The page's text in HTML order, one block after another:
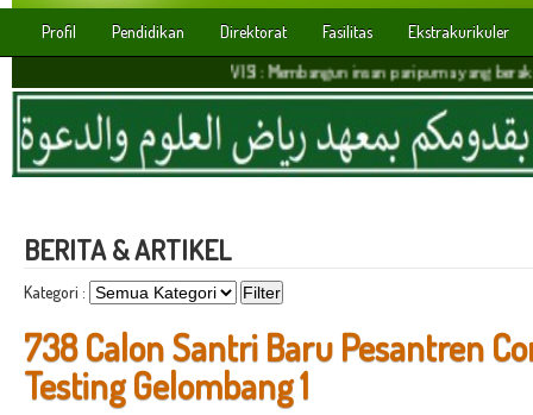
Profil Pendidikan Direktorat Fasilitas
Ekstrakurikuler
VISI : Membangun insan paripurna yang
BERITA & ARTIKEL
Kategori :
738 Calon Santri Baru Pesantren
Testing Gelombang 1